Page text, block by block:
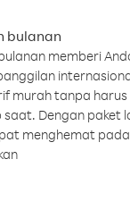
bulanan
memberi
murah tanpa
saat. Dengan paket
menghemat